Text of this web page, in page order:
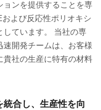
ョンを提供することを専
および反応性ポリオキシ
しています。 当社の専
開発チームは、お客様
貴社の生産に特有の材料
合し、生産性を向